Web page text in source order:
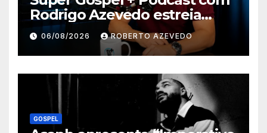
Rodrigo Azevedo estreia
nova temporada e reúne
grandes nomes da música
gospel brasileira
06/08/2026 ROBERTO AZEVEDO
GOSPEL